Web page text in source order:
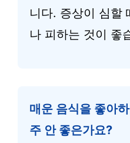
니다. 증상이 심할
나 피하는 것이 좋
매운 음식을 좋아
주 안 좋은가요?